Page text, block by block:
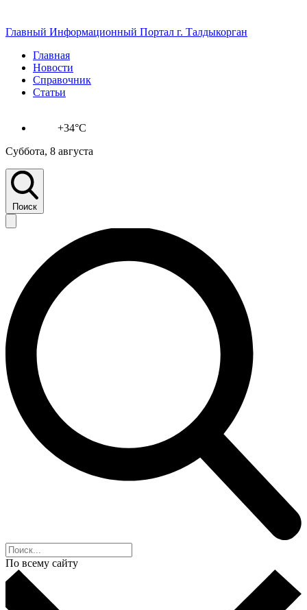
Главный Информационный Портал г. Талдыкорган
Главная
Новости
Справочник
Статьи
+34°C
Суббота, 8 августа
Поиск
По всему сайту